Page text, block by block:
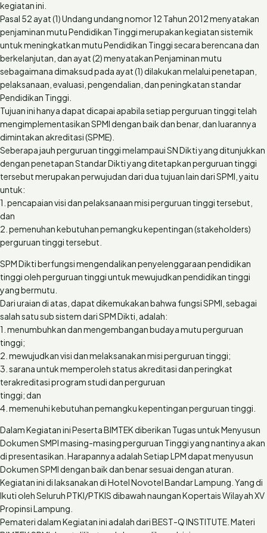
kegiatan ini.
Pasal 52 ayat (1) Undang undang nomor 12 Tahun 2012 menyatakan
penjaminan mutu Pendidikan Tinggi merupakan kegiatan sistemik
untuk meningkatkan mutu Pendidikan Tinggi secara berencana dan
berkelanjutan, dan ayat (2) menyatakan Penjaminan mutu
sebagaimana dimaksud pada ayat (1) dilakukan melalui penetapan,
pelaksanaan, evaluasi, pengendalian, dan peningkatan standar
Pendidikan Tinggi.
Tujuan ini hanya dapat dicapai apabila setiap perguruan tinggi telah
mengimplementasikan SPMI dengan baik dan benar, dan luarannya
dimintakan akreditasi (SPME).
Seberapa jauh perguruan tinggi melampaui SN Dikti yang ditunjukkan
dengan penetapan Standar Dikti yang ditetapkan perguruan tinggi
tersebut merupakan perwujudan dari dua tujuan lain dari SPMI, yaitu
untuk:
1. pencapaian visi dan pelaksanaan misi perguruan tinggi tersebut,
dan
2. pemenuhan kebutuhan pemangku kepentingan (stakeholders)
perguruan tinggi tersebut.
SPM Dikti berfungsi mengendalikan penyelenggaraan pendidikan
tinggi oleh perguruan tinggi untuk mewujudkan pendidikan tinggi
yang bermutu.
Dari uraian di atas, dapat dikemukakan bahwa fungsi SPMI, sebagai
salah satu sub sistem dari SPM Dikti, adalah:
1. menumbuhkan dan mengembangan budaya mutu perguruan
tinggi;
2. mewujudkan visi dan melaksanakan misi perguruan tinggi;
3. sarana untuk memperoleh status akreditasi dan peringkat
terakreditasi program studi dan perguruan
tinggi; dan
4. memenuhi kebutuhan pemangku kepentingan perguruan tinggi.
Dalam Kegiatan ini Peserta BIMTEK diberikan Tugas untuk Menyusun
Dokumen SMPI masing-masing perguruan Tinggi yang nantinya akan
di presentasikan. Harapannya adalah Setiap LPM dapat menyusun
Dokumen SPMI dengan baik dan benar sesuai dengan aturan.
Kegiatan ini di laksanakan di Hotel Novotel Bandar Lampung. Yang di
Ikuti oleh Seluruh PTKI/PTKIS dibawah naungan Kopertais Wilayah XV
Propinsi Lampung.
Pemateri dalam Kegiatan ini adalah dari BEST-Q INSTITUTE. Materi